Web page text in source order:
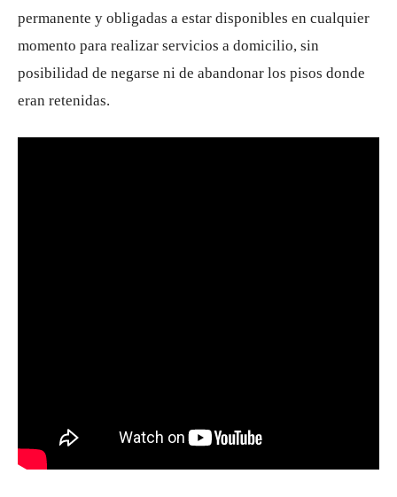
permanente y obligadas a estar disponibles en cualquier
momento para realizar servicios a domicilio, sin
posibilidad de negarse ni de abandonar los pisos donde
eran retenidas.